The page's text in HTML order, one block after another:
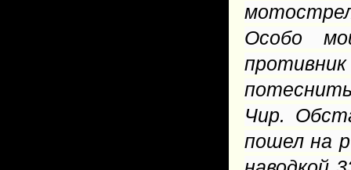
Особо
Чир.
пошел на